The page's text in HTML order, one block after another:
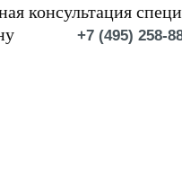
консультация
+7 (495) 258-